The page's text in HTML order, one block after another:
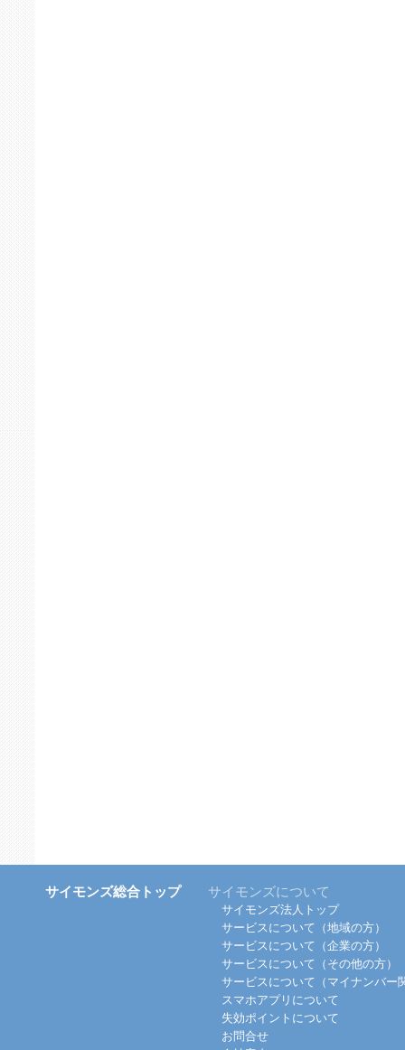
サイモンズ総合トップ サイモンズについて
サイモンズ法人トップ
サービスについて（地域の方）
サービスについて（企業の方）
サービスについて（その他の方）
サービスについて（マイナンバー
スマホアプリについて
失効ポイントについて
お問合せ